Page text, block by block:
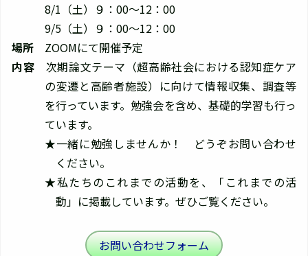
8/1（土）９：00～12：00
9/5（土）９：00～12：00
場所 ZOOMにて開催予定
内容 次期論文テーマ（超高齢社会における認知症ケア
の変遷と高齢者施設）に向けて情報収集、調査等
を行っています。勉強会を含め、基礎的学習も行っ
ています。
★一緒に勉強しませんか！ どうぞお問い合わせ
ください。
★私たちのこれまでの活動を、「これまでの活
動」に掲載しています。ぜひご覧ください。
お問い合わせフォーム